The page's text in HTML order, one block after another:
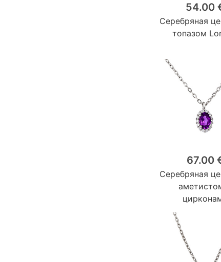
54.00
Серебряная
топазом
67.00
Серебряная